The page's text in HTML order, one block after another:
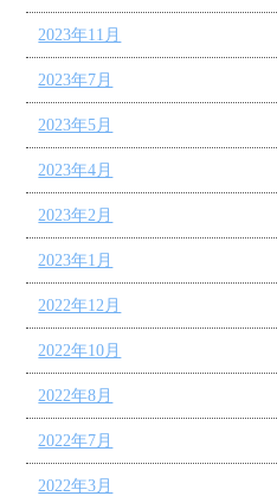
2023年11月
2023年7月
2023年5月
2023年4月
2023年2月
2023年1月
2022年12月
2022年10月
2022年8月
2022年7月
2022年3月